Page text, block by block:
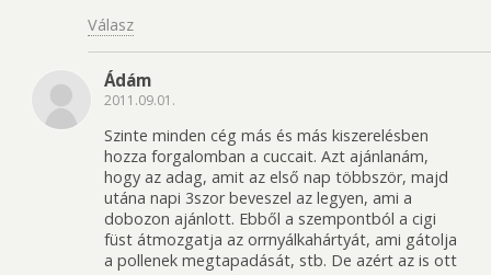
Válasz
Ádám
2011.09.01.
Szinte minden cég más és más kiszerelésben
hozza forgalomban a cuccait. Azt ajánlanám,
hogy az adag, amit az első nap többször, majd
utána napi 3szor beveszel az legyen, ami a
dobozon ajánlott. Ebből a szempontból a cigi
füst átmozgatja az orrnyálkahártyát, ami gátolja
a pollenek megtapadását, stb. De azért az is ott